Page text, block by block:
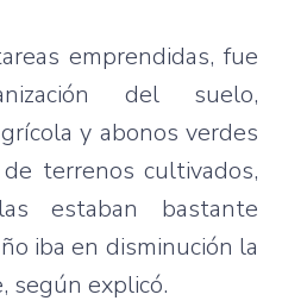
emprendidas,fue
del suelo,
y abonos verdes
de terrenos cultivados,
estaban
bastante
iba en disminución la
, según explicó.